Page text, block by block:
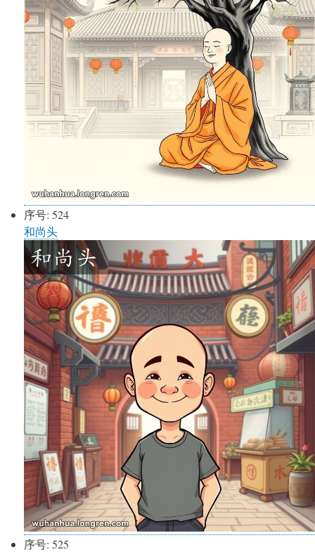
序号: 524
和尚头
序号: 525